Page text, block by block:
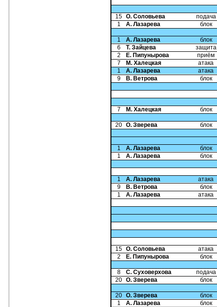
15 О. Соловьева
подача
1
А. Лазарева блок
1 А. Лазарева
блок
6
Т. Зайцева
защита
2
Е. Пипунырова
приём
7
М. Халецкая
атака
1
А. Лазарева
атака
9
В. Ветрова блок
7 М. Халецкая блок
20 О. Зверева блок
1 А. Лазарева
блок
1
А. Лазарева блок
1 А. Лазарева
атака
9
В. Ветрова
блок
1
А. Лазарева атака
15 О. Соловьева
атака
2
Е. Пипунырова блок
8 С. Суховерхова
подача
20 О. Зверева блок
20 О. Зверева
блок
1
А. Лазарева
блок